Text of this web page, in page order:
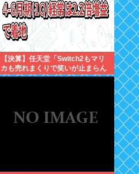
【決算】任天堂「Switch2もマリ
カも売れまくりで笑いが止まらん
どすえ！」連結経常利益は前年同